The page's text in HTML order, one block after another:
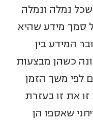
נמלה ונמלה
סמך מידע שהיא
המידע בין
כשהן מבצעות
לפי משך הזמן
זו את זו בעזרת
שאספו הן